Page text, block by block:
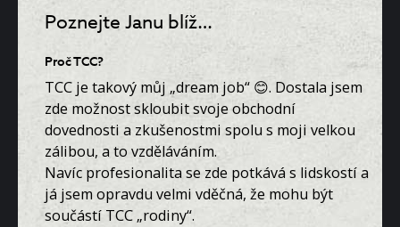
Poznejte Janu blíž…
Proč TCC?
TCC je takový můj „dream job“ 😊. Dostala jsem
zde možnost skloubit svoje obchodní
dovednosti a zkušenostmi spolu s moji velkou
zálibou, a to vzděláváním.
Navíc profesionalita se zde potkává s lidskostí a
já jsem opravdu velmi vděčná, že mohu být
součástí TCC „rodiny“.